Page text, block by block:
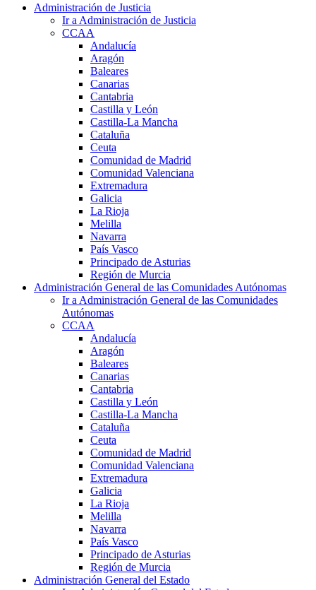
Administración de Justicia
Ir a Administración de Justicia
CCAA
Andalucía
Aragón
Baleares
Canarias
Cantabria
Castilla y León
Castilla-La Mancha
Cataluña
Ceuta
Comunidad de Madrid
Comunidad Valenciana
Extremadura
Galicia
La Rioja
Melilla
Navarra
País Vasco
Principado de Asturias
Región de Murcia
Administración General de las Comunidades Autónomas
Ir a Administración General de las Comunidades
Autónomas
CCAA
Andalucía
Aragón
Baleares
Canarias
Cantabria
Castilla y León
Castilla-La Mancha
Cataluña
Ceuta
Comunidad de Madrid
Comunidad Valenciana
Extremadura
Galicia
La Rioja
Melilla
Navarra
País Vasco
Principado de Asturias
Región de Murcia
Administración General del Estado